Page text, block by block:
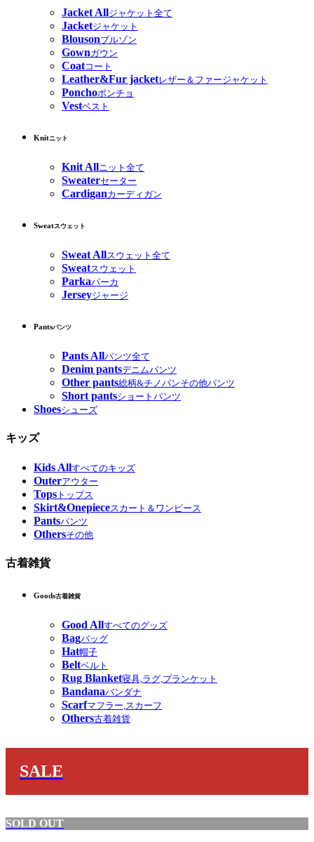
Jacket Allジャケット全て
Jacketジャケット
Blousonブルゾン
Gownガウン
Coatコート
Leather&Fur jacketレザー＆ファージャケット
Ponchoポンチョ
Vestベスト
Knitニット
Knit Allニット全て
Sweaterセーター
Cardiganカーディガン
Sweatスウェット
Sweat Allスウェット全て
Sweatスウェット
Parkaパーカ
Jerseyジャージ
Pantsパンツ
Pants Allパンツ全て
Denim pantsデニムパンツ
Other pants総柄&チノパンその他パンツ
Short pantsショートパンツ
Shoesシューズ
キッズ
Kids Allすべてのキッズ
Outerアウター
Tops トップス
Skirt&Onepieceスカート＆ワンピース
Pantsパンツ
Othersその他
古着雑貨
Goods古着雑貨
Good Allすべてのグッズ
Bagバッグ
Hat帽子
Beltベルト
Rug Blanket寝具,ラグ,ブランケット
Bandanaバンダナ
Scarfマフラー,スカーフ
Others古着雑貨
SALE
SOLD OUT